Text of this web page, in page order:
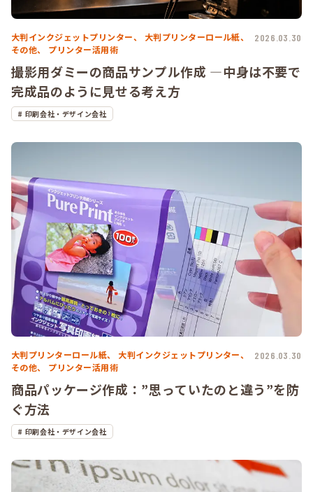
大判インクジェットプリンター、
大判プリンターロール紙、
その他、
プリンター活用術
2026.03.30
撮影用ダミーの商品サンプル作成 ―中身は不要で
完成品のように見せる考え方
印刷会社・デザイン会社
大判プリンターロール紙、
大判インクジェットプリンター、
その他、
プリンター活用術
2026.03.30
商品パッケージ作成：”思っていたのと違う”を防
ぐ方法
印刷会社・デザイン会社